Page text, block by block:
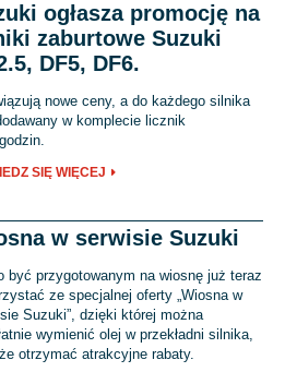
ogłasza promocję na
zaburtowe Suzuki
DF5, DF6.
nowe ceny, a do każdego silnika
w komplecie licznik
SIĘ WIĘCEJ
w serwisie Suzuki
być przygotowanym na wiosnę już teraz
ze specjalnej oferty „Wiosna w
Suzuki”, dzięki której można
wymienić olej w przekładni silnika,
otrzymać atrakcyjne rabaty.